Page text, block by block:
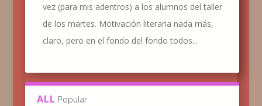
vez (para mis adentros) a los alumnos del taller
de los martes. Motivación literaria nada más,
claro, pero en el fondo del fondo todos...
ALL Popular